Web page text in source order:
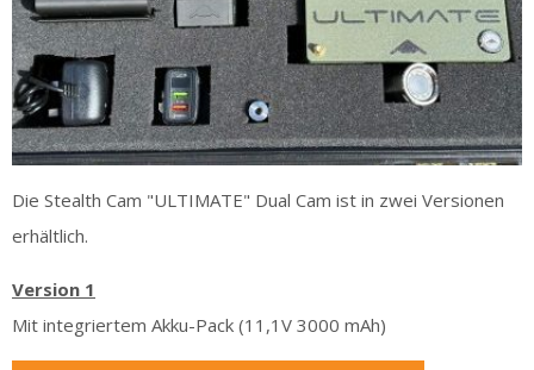
Die Stealth Cam "ULTIMATE" Dual Cam ist in zwei Versionen
erhältlich.
Version 1
Mit integriertem Akku-Pack (11,1V 3000 mAh)